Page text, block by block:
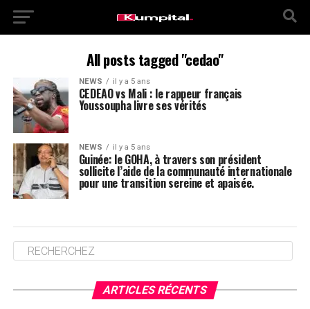
All posts tagged "cedao"
NEWS il y a 5 ans
CEDEAO vs Mali : le rappeur français
Youssoupha livre ses vérités
NEWS il y a 5 ans
Guinée: le GOHA, à travers son président
sollicite l’aide de la communauté internationale
pour une transition sereine et apaisée.
ARTICLES RÉCENTS